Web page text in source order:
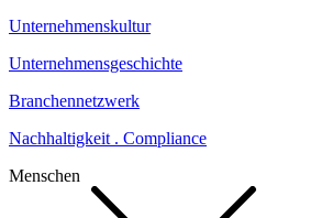
Unternehmenskultur
Unternehmensgeschichte
Branchennetzwerk
Nachhaltigkeit . Compliance
Menschen